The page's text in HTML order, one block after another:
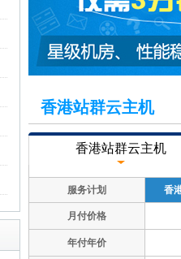
香港站群云主机
香港站群云主机
服务计划 香
月付价格
年付年价